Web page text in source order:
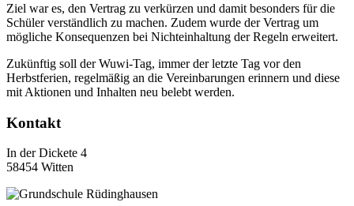
Ziel war es, den Vertrag zu verkürzen und damit besonders für die
Schüler verständlich zu machen. Zudem wurde der Vertrag um
mögliche Konsequenzen bei Nichteinhaltung der Regeln erweitert.
Zukünftig soll der Wuwi-Tag, immer der letzte Tag vor den
Herbstferien, regelmäßig an die Vereinbarungen erinnern und diese
mit Aktionen und Inhalten neu belebt werden.
Kontakt
In der Dickete 4
58454 Witten